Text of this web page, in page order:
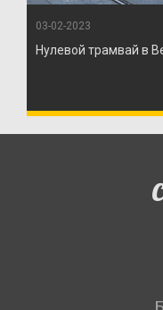
03-02-2023
Нулевой трамвай в